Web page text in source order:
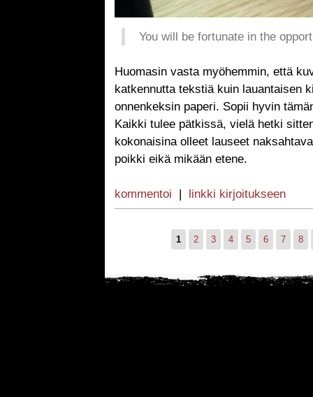
You will be fortunate in the
Huomasin vasta myöhemmin, että
katkennutta tekstiä kuin lauantaisen
onnenkeksin paperi. Sopii hyvin
Kaikki tulee pätkissä, vielä hetki
kokonaisina olleet lauseet
poikki eikä mikään etene.
kommentoi | linkki kirjoitukseen
1 2 3 4 5 6 7 8